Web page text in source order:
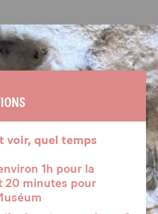
voir, quel temps
1h pour la
20 minutes pour